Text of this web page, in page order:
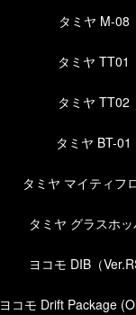
タミヤ M-08
タミヤ TT01
タミヤ TT02
タミヤ BT-01
タミヤ マイティフ
タミヤ グラスホ
ヨコモ DIB（
ヨコモ Drift Package